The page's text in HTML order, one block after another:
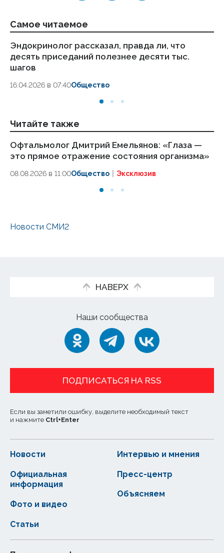
Самое читаемое
Эндокринолог рассказал, правда ли, что
десять приседаний полезнее десяти тыс.
шагов
16.04.2026 в 07:40Общество
Читайте также
Офтальмолог Дмитрий Емельянов: «Глаза —
это прямое отражение состояния организма»
08.08.2026 в 11:00Общество Эксклюзив
Новости СМИ2
НАВЕРХ
Наши сообщества
ПОДПИСАТЬСЯ НА RSS
Если вы заметили ошибку, выделите необходимый текст
и нажмите Ctrl+Enter
Новости
Статьи
Официальная
информация
Интервью и мнения
Фото и видео
Пресс-центр
Объясняем